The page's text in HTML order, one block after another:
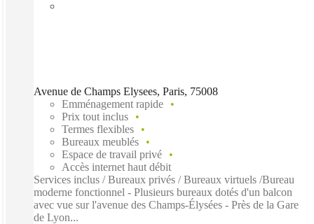
Avenue de Champs Elysees, Paris, 75008
Emménagement rapide
Prix tout inclus
Termes flexibles
Bureaux meublés
Espace de travail privé
Accès internet haut débit
Services inclus / Bureaux privés / Bureaux virtuels /Bureau
moderne fonctionnel - Plusieurs bureaux dotés d'un balcon
avec vue sur l'avenue des Champs-Élysées - Près de la Gare
de Lyon...